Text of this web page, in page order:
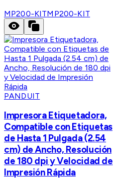
MP200-KITMP200-KIT
PANDUIT
Impresora Etiquetadora,
Compatible con Etiquetas
de Hasta 1 Pulgada (2.54
cm) de Ancho, Resolución
de 180 dpi y Velocidad de
Impresión Rápida